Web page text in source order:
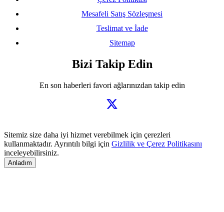
Mesafeli Satış Sözleşmesi
Teslimat ve İade
Sitemap
Bizi Takip Edin
En son haberleri favori ağlarınızdan takip edin
Sitemiz size daha iyi hizmet verebilmek için çerezleri
kullanmaktadır. Ayrıntılı bilgi için Gizlilik ve Çerez Politikasını
inceleyebilirsiniz.
Anladım